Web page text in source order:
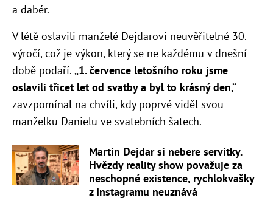
a dabér.
V létě oslavili manželé Dejdarovi neuvěřitelné 30.
výročí, což je výkon, který se ne každému v dnešní
době podaří. „1. července letošního roku jsme
oslavili třicet let od svatby a byl to krásný den,“
zavzpomínal na chvíli, kdy poprvé viděl svou
manželku Danielu ve svatebních šatech.
Martin Dejdar si nebere servítky.
Hvězdy reality show považuje za
neschopné existence, rychlokvašky
z Instagramu neuznává